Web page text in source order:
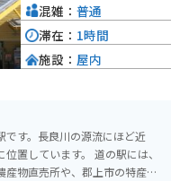
す。長良川の源流にほど近
ます。 道の駅には、
物直売所や、郡上市の特産品
混雑： 普通
滞在： 1時間
施設： 屋内